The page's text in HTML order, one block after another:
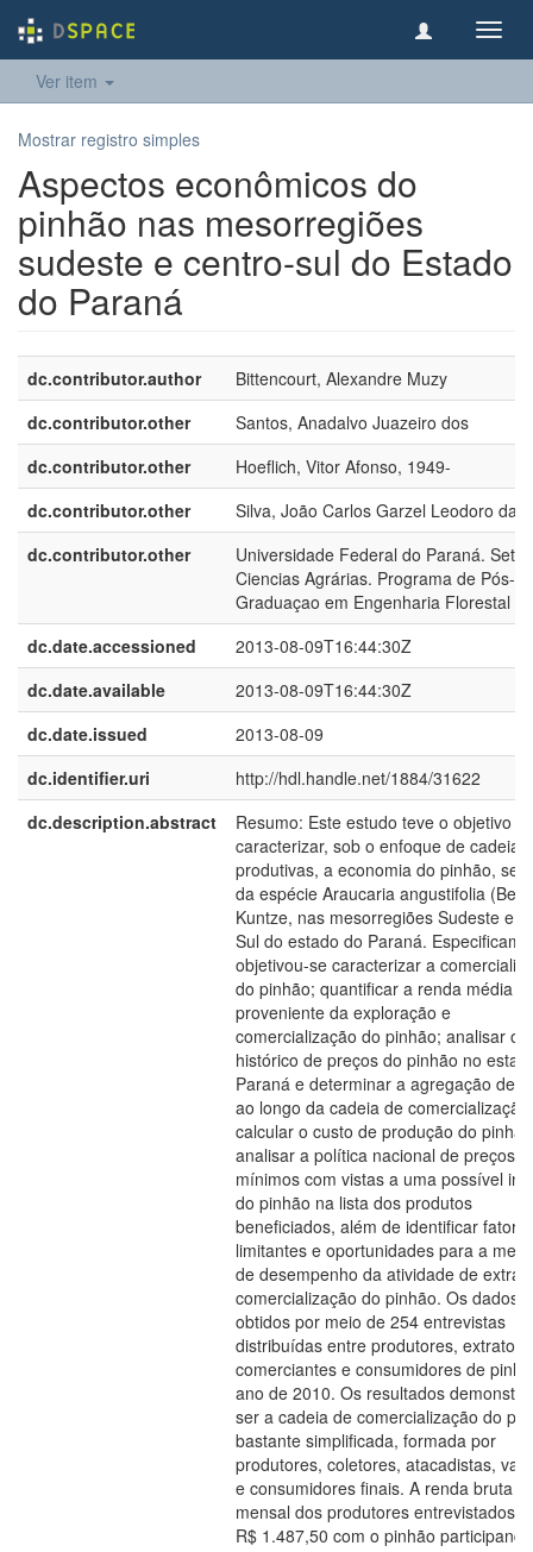
Ver item
Mostrar registro simples
Aspectos econômicos do
pinhão nas mesorregiões
sudeste e centro-sul do Estado
do Paraná
dc.contributor.author
Bittencourt, Alexandre Muzy
dc.contributor.other
Santos, Anadalvo Juazeiro dos
dc.contributor.other
Hoeflich, Vitor Afonso, 1949-
dc.contributor.other
Silva, João Carlos Garzel Leodoro da,
dc.contributor.other
Universidade Federal do Paraná.
Ciencias Agrárias. Programa de Pós-
Graduaçao em Engenharia Florestal
dc.date.accessioned
2013-08-09T16:44:30Z
dc.date.available
2013-08-09T16:44:30Z
dc.date.issued
2013-08-09
dc.identifier.uri
http://hdl.handle.net/1884/31622
dc.description.abstract
Resumo: Este estudo teve o objetivo
caracterizar, sob o enfoque de cadeias
produtivas, a economia do pinhão,
da espécie Araucaria angustifolia
Kuntze, nas mesorregiões Sudeste e
Sul do estado do Paraná.
objetivou-se caracterizar a
do pinhão; quantificar a renda média
proveniente da exploração e
comercialização do pinhão; analisar o
histórico de preços do pinhão no
Paraná e determinar a agregação de
ao longo da cadeia de comercialização;
calcular o custo de produção do
analisar a política nacional de preços
mínimos com vistas a uma possível
do pinhão na lista dos produtos
beneficiados, além de identificar
limitantes e oportunidades para a
de desempenho da atividade de
comercialização do pinhão. Os dados
obtidos por meio de 254 entrevistas
distribuídas entre produtores,
comerciantes e consumidores de
ano de 2010. Os resultados
ser a cadeia de comercialização do
bastante simplificada, formada por
produtores, coletores, atacadistas,
e consumidores finais. A renda bruta
mensal dos produtores entrevistados
R$ 1.487,50 com o pinhão